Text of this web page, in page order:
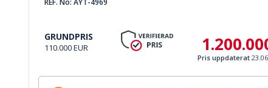
GRUNDPRIS
110.000 EUR
Pris uppdaterat